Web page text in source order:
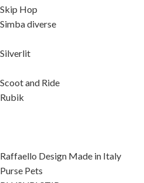
Skip Hop
Simba diverse
Silverlit
Scoot and Ride
Rubik
Raffaello Design Made in Italy
Purse Pets